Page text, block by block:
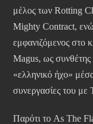
μέλος των Rotting
Mighty Contract, ενώ
εμφανιζόμενος στο
Magus, ως συνθέτης
«ελληνικό ήχο»
συνεργασίες του
Παρότι το As The